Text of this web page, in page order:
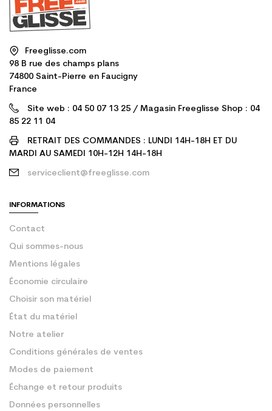
Freeglisse.com
98 B rue des champs plans
74800 Saint-Pierre en Faucigny
France
Site web : 04 50 07 13 25 / Magasin Freeglisse Shop : 04
85 22 11 04
RETRAIT DES COMMANDES : LUNDI 14H-18H ET DU
MARDI AU SAMEDI 10H-12H 14H-18H
serviceclient@freeglisse.com
INFORMATIONS
Contact
Qui sommes-nous
Mentions légales
Économie circulaire
Choisir son matériel
État du matériel
Notre atelier
Conditions générales de ventes
Modes de paiement
Échange et retour produits
Données personnelles